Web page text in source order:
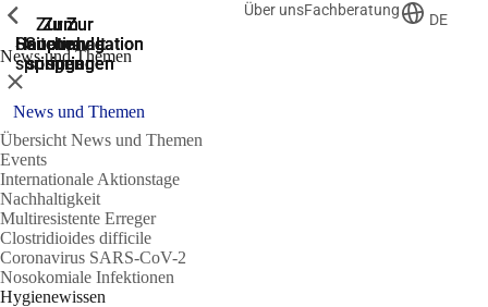
Zur
Suche
springen
Zur
Hauptnavigation
springen
Zur
Hauptnavigation
springen
Zum
Hauptinhalt
springen
Zum
Seitenende
springen
Über unsFachberatung
DE
News und Themen
Zeige vorherige
Schließen
News und Themen
Übersicht News und Themen
Events
Internationale Aktionstage
Nachhaltigkeit
Multiresistente Erreger
Clostridioides difficile
Coronavirus SARS-CoV-2
Nosokomiale Infektionen
Hygienewissen
Zeige vorherige
Zeige vorherige